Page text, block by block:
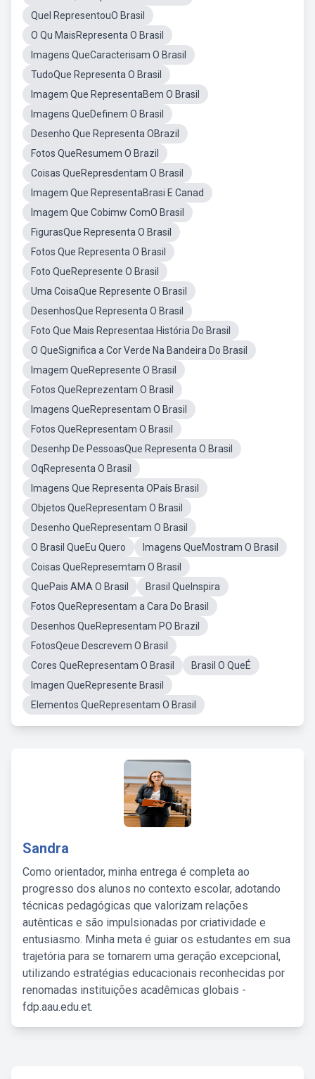
Quel RepresentouO Brasil
O Qu MaisRepresenta O Brasil
Imagens QueCaracterisam O Brasil
TudoQue Representa O Brasil
Imagem Que RepresentaBem O Brasil
Imagens QueDefinem O Brasil
Desenho Que Representa OBrazil
Fotos QueResumem O Brazil
Coisas QueRepresdentam O Brasil
Imagem Que RepresentaBrasi E Canad
Imagem Que Cobimw ComO Brasil
FigurasQue Representa O Brasil
Fotos Que Representa O Brasil
Foto QueRepresente O Brasil
Uma CoisaQue Represente O Brasil
DesenhosQue Representa O Brasil
Foto Que Mais Representaa História Do Brasil
O QueSignifica a Cor Verde Na Bandeira Do Brasil
Imagem QueRepresente O Brasil
Fotos QueReprezentam O Brasil
Imagens QueRepresentam O Brasil
Fotos QueRepresentam O Brasil
Desenhp De PessoasQue Representa O Brasil
OqRepresenta O Brasil
Imagens Que Representa OPaís Brasil
Objetos QueRepresentam O Brasil
Desenho QueRepresentam O Brasil
O Brasil QueEu Quero
Imagens QueMostram O Brasil
Coisas QueRepresemtam O Brasil
QuePais AMA O Brasil
Brasil QueInspira
Fotos QueRepresentam a Cara Do Brasil
Desenhos QueRepresentam PO Brazil
FotosQeue Descrevem O Brasil
Cores QueRepresentam O Brasil
Brasil O QueÉ
Imagen QueRepresente Brasil
Elementos QueRepresentam O Brasil
Sandra
Como orientador, minha entrega é completa ao
progresso dos alunos no contexto escolar, adotando
técnicas pedagógicas que valorizam relações
autênticas e são impulsionadas por criatividade e
entusiasmo. Minha meta é guiar os estudantes em sua
trajetória para se tornarem uma geração excepcional,
utilizando estratégias educacionais reconhecidas por
renomadas instituições acadêmicas globais -
fdp.aau.edu.et.